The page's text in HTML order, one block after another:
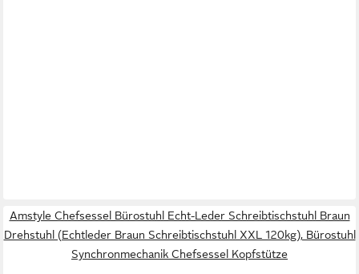
Amstyle Chefsessel Bürostuhl Echt-Leder Schreibtischstuhl Braun
Drehstuhl (Echtleder Braun Schreibtischstuhl XXL 120kg), Bürostuhl
Synchronmechanik Chefsessel Kopfstütze